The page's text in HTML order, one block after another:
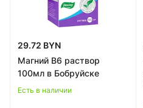
29.72 BYN
Магний В6 раствор
100мл в Бобруйске
Есть в наличии